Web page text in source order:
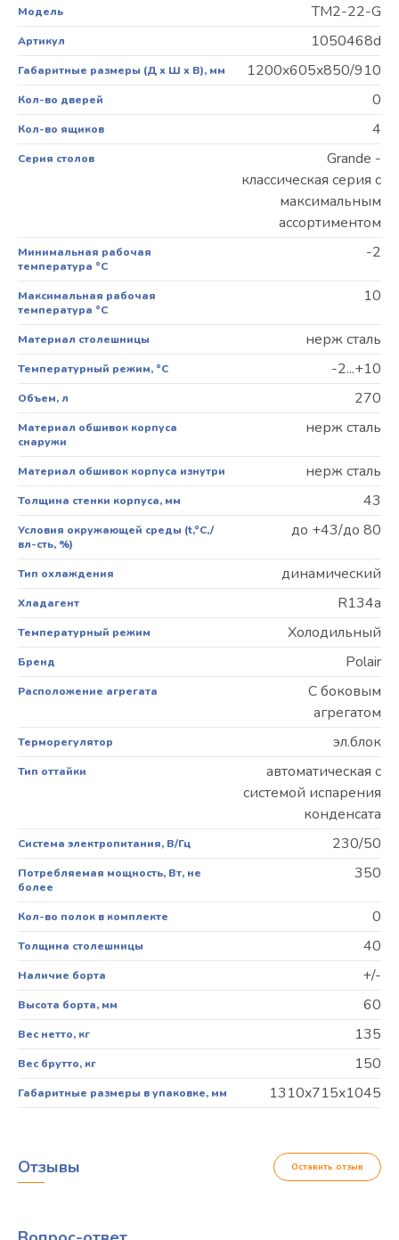
Модель TM2-22-G
Артикул 1050468d
Габаритные размеры (Д х Ш х В), мм 1200x605x850/910
Кол-во дверей 0
Кол-во ящиков 4
Серия столов
Grande -
классическая серия с
максимальным
ассортиментом
Минимальная рабочая
температура °С
-2
Максимальная рабочая
температура °С
10
Материал столешницы нерж сталь
Температурный режим, °C -2...+10
Объем, л 270
Материал обшивок корпуса
снаружи
нерж сталь
Материал обшивок корпуса изнутри нерж сталь
Толщина стенки корпуса, мм 43
Условия окружающей среды (t,°C,/
вл-сть, %)
до +43/до 80
Тип охлаждения динамический
Хладагент R134a
Температурный режим Холодильный
Бренд Polair
Расположение агрегата
С боковым
агрегатом
Терморегулятор эл.блок
Тип оттайки
автоматическая с
системой испарения
конденсата
Система электропитания, В/Гц 230/50
Потребляемая мощность, Вт, не
более
350
Кол-во полок в комплекте 0
Толщина столешницы 40
Наличие борта +/-
Высота борта, мм 60
Вес нетто, кг 135
Вес брутто, кг 150
Габаритные размеры в упаковке, мм 1310x715x1045
Отзывы Оставить отзыв